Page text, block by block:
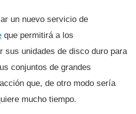
un nuevo servicio de
que permitirá a los
sus unidades de disco duro para
conjuntos de grandes
que, de otro modo serí­a
mucho tiempo.